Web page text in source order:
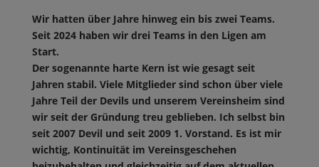
Wir hatten über Jahre hinweg ein bis zwei Teams.
Seit 2024 haben wir drei Teams in den Ligen am
Start.
Der sogenannte harte Kern ist wie gesagt seit
Jahren stabil. Viele Mitglieder sind schon über viele
Jahre Teil der Devils und unserem Vereinsheim sind
wir seit der Gründung treu geblieben. Ich selbst bin
seit 2007 Devil und seit 2009 1. Vorstand. Es ist mir
wichtig, Kontinuität im Vereinsgeschehen